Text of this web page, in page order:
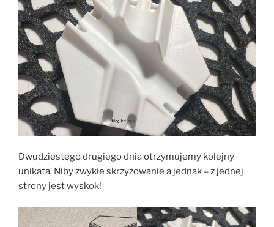
Dwudziestego drugiego dnia otrzymujemy kolejny
unikata. Niby zwykłe skrzyżowanie a jednak – z jednej
strony jest wyskok!